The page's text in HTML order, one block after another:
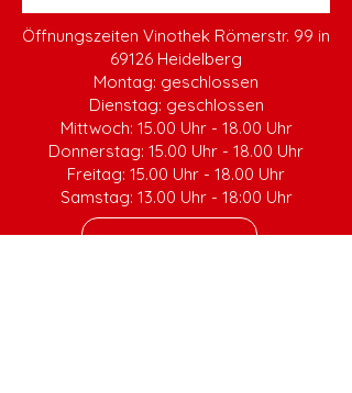
Öffnungszeiten Vinothek Römerstr. 99 in
69126 Heidelberg
Montag: geschlossen
Dienstag: geschlossen
Mittwoch: 15.00 Uhr - 18.00 Uhr
Donnerstag: 15.00 Uhr - 18.00 Uhr
Freitag: 15.00 Uhr - 18.00 Uhr
Samstag: 13.00 Uhr - 18:00 Uhr
zur Vinothek